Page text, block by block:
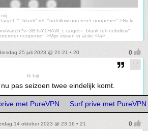
rel="nofollow norererer noopener" >Nicki
watch?v=3BTsY1HAW_c target=_blank rel=nofollow"
noopener" >Mijn vissen in actie.</a>
25 juli 2023 @ 21:21 • 20
Ik bijt.
pas seizoen twee eindelijk komt.
met PureVPN Surf prive met PureVPN
14 oktober 2023 @ 23:16 • 21